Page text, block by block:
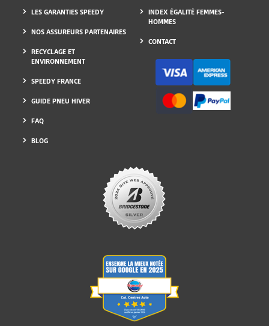
LES GARANTIES SPEEDY
NOS ASSUREURS PARTENAIRES
RECYCLAGE ET
ENVIRONNEMENT
SPEEDY FRANCE
GUIDE PNEU HIVER
FAQ
BLOG
INDEX ÉGALITÉ FEMMES-
HOMMES
CONTACT